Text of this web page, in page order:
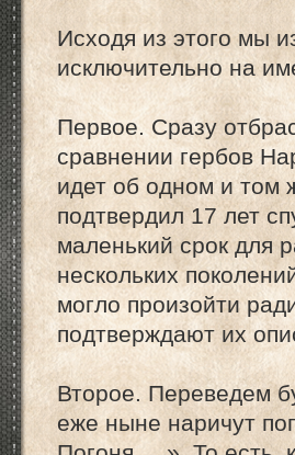
Исходя из этого мы
исключительно на
Первое. Сразу
сравнении гербов
идет об одном и том
подтвердил 17 лет
маленький срок для
нескольких
могло произойти
подтверждают их
Второе. Переведем
еже ныне наричут